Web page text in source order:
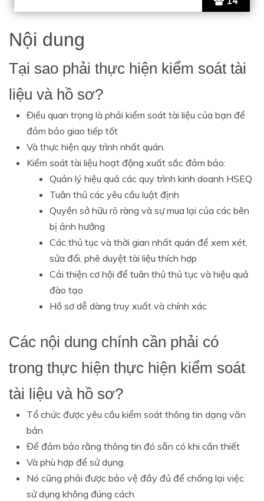
Nội dung
Tại sao phải thực hiện kiểm soát tài
liệu và hồ sơ?
Điều quan trọng là phải kiểm soát tài liệu của bạn để
đảm bảo giao tiếp tốt
Và thực hiện quy trình nhất quán.
Kiểm soát tài liệu hoạt động xuất sắc đảm bảo:
Quản lý hiệu quả các quy trình kinh doanh HSEQ
Tuân thủ các yêu cầu luật định
Quyền sở hữu rõ ràng và sự mua lại của các bên
bị ảnh hưởng
Các thủ tục và thời gian nhất quán để xem xét,
sửa đổi, phê duyệt tài liệu thích hợp
Cải thiện cơ hội để tuân thủ thủ tục và hiệu quả
đào tạo
Hồ sơ dễ dàng truy xuất và chính xác
Các nội dung chính cần phải có
trong thực hiện thực hiện kiểm soát
tài liệu và hồ sơ?
Tổ chức được yêu cầu kiểm soát thông tin dạng văn
bản
Để đảm bảo rằng thông tin đó sẵn có khi cần thiết
Và phù hợp để sử dụng.
Nó cũng phải được bảo vệ đầy đủ để chống lại việc
sử dụng không đúng cách